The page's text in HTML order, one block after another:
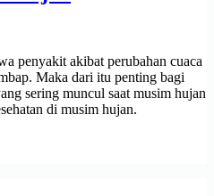
penyakit akibat perubahan cuaca
Maka dari itu penting bagi
sering muncul saat musim hujan
di musim hujan.